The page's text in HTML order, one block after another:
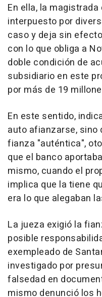
En ella, la
interpuesto por
caso y deja sin
con lo que obliga a
doble condición de
subsidiario en este
por más de 19
En este sentido,
auto afianzarse, sino
fianza "auténtica",
que el banco
mismo, cuando el
implica que la tiene
era lo que alegaban
La jueza exigió la
posible
exempleado de
investigado por
falsedad en
mismo denunció los